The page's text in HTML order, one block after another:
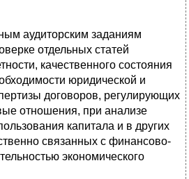
аудиторским заданиям
отдельных статей
качественного состояния
юридической и
договоров, регулирующих
отношения, при анализе
капитала и в других
связанных с финансово-
экономического